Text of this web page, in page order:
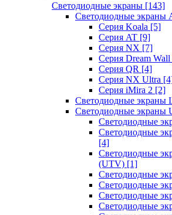
Светодиодные экраны [143]
Светодиодные экраны
Cерия Koala [5]
Серия AT [9]
Серия NX [7]
Серия Dream Wall
Серия QR [4]
Серия NX Ultra
Серия iMira 2 [2]
Светодиодные экраны
Светодиодные экраны
Светодиодные
Светодиодные
[4]
Светодиодные
(UTV) [1]
Светодиодные
Светодиодные
Светодиодные
Светодиодные